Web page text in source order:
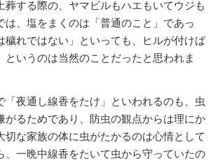
葬する際の、ヤマビルもハエもいてウジも
は、塩をまくのは「普通のこと」であっ
穢れではない」といっても、ヒルが付けば
というのは当然のことだったと思われま
夜通し線香をたけ」といわれるのも、虫
がるためであり、防虫の観点からは理にか
切な家族の体に虫がたかるのは心情として
、一晩中線香をたいて虫から守っていたの